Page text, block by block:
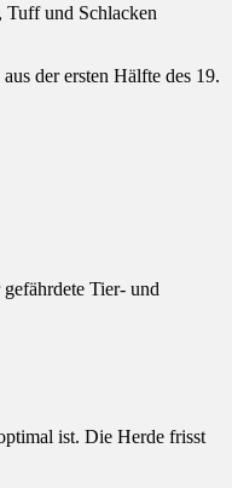
Tuff und Schlacken
der ersten Hälfte des 19.
Tier- und
ist. Die Herde frisst